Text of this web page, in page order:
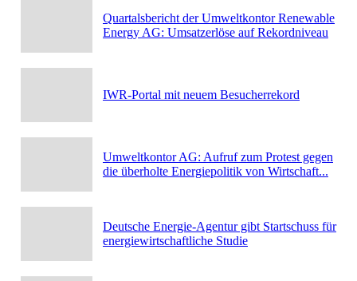
Quartalsbericht der Umweltkontor Renewable
Energy AG: Umsatzerlöse auf Rekordniveau
IWR-Portal mit neuem Besucherrekord
Umweltkontor AG: Aufruf zum Protest gegen
die überholte Energiepolitik von Wirtschaft...
Deutsche Energie-Agentur gibt Startschuss für
energiewirtschaftliche Studie